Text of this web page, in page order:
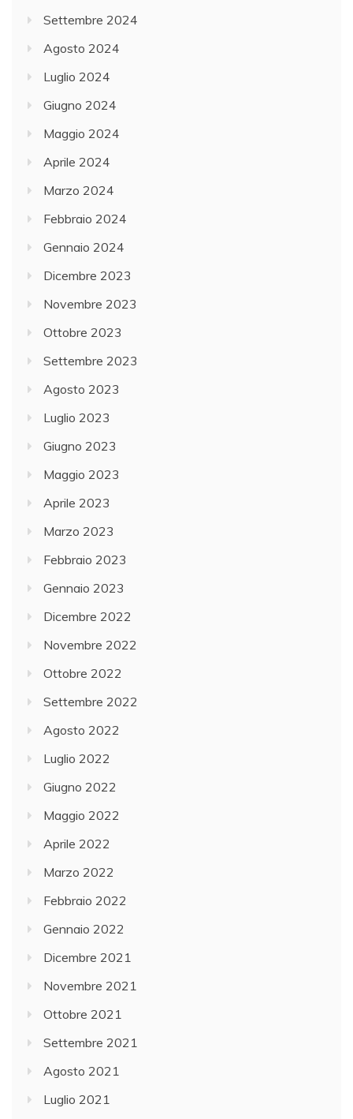
Settembre 2024
Agosto 2024
Luglio 2024
Giugno 2024
Maggio 2024
Aprile 2024
Marzo 2024
Febbraio 2024
Gennaio 2024
Dicembre 2023
Novembre 2023
Ottobre 2023
Settembre 2023
Agosto 2023
Luglio 2023
Giugno 2023
Maggio 2023
Aprile 2023
Marzo 2023
Febbraio 2023
Gennaio 2023
Dicembre 2022
Novembre 2022
Ottobre 2022
Settembre 2022
Agosto 2022
Luglio 2022
Giugno 2022
Maggio 2022
Aprile 2022
Marzo 2022
Febbraio 2022
Gennaio 2022
Dicembre 2021
Novembre 2021
Ottobre 2021
Settembre 2021
Agosto 2021
Luglio 2021